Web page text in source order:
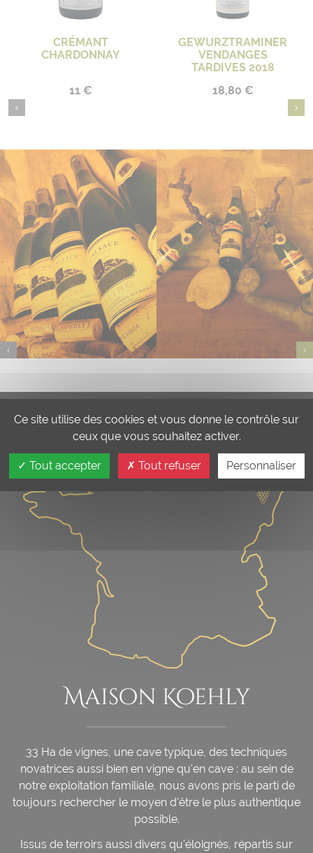
CRÉMANT
CHARDONNAY
11 €
GEWURZTRAMINER
VENDANGES
TARDIVES 2018
18,80 €
Maison Koehly
33 Ha de vignes, une cave typique, des techniques
novatrices aussi bien en vigne qu'en cave : au sein de
notre exploitation familiale, nous avons pris le parti de
toujours rechercher le moyen d'être le plus authentique
possible.
Issus de terroirs aussi divers qu'éloignés, répartis sur
Ce site utilise des cookies et vous donne le contrôle sur
ceux que vous souhaitez activer.
Tout accepter Tout refuser Personnaliser